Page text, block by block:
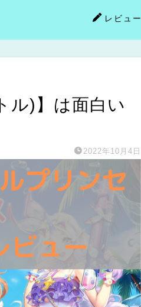
レビュー
ル)】は面白い
2022年10月4日